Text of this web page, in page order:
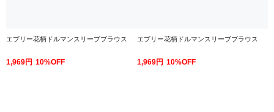
エブリー花柄ドルマンスリーブブラウス
1,969円 10%OFF
エブリー花柄ドルマンスリーブブラウス
1,969円 10%OFF